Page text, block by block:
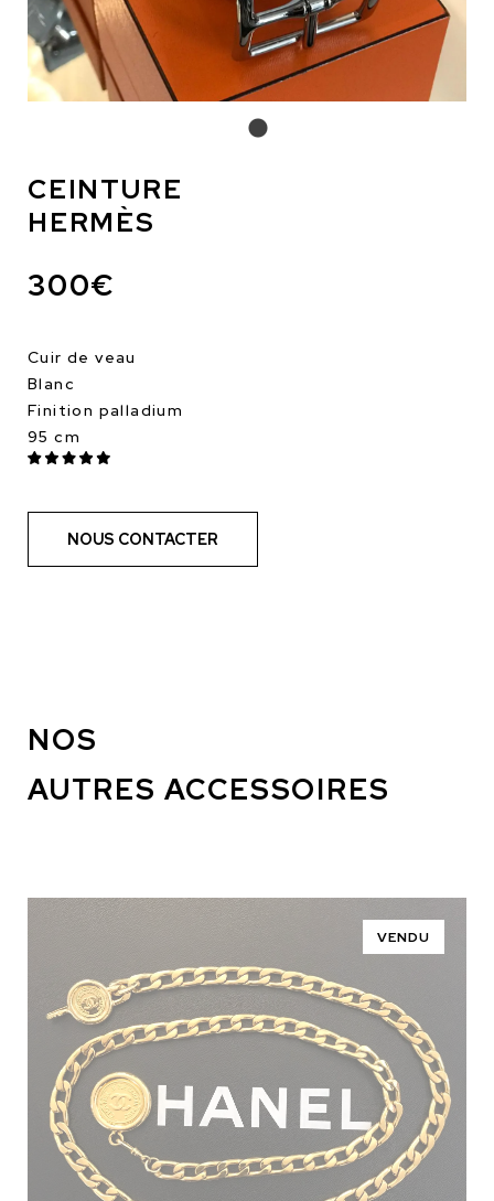
CEINTURE
HERMÈS
300€
Cuir de veau
Blanc
Finition palladium
95 cm
NOUS CONTACTER
NOS
AUTRES ACCESSOIRES
VENDU